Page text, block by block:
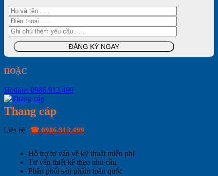
HOẶC
Hotline: 0986.913.499
Thang cáp
Liên hệ ☎ 0986.913.499
Hỗ trợ tư vấn về kỹ thuật miễn phí
Tư vấn thiết kế theo nhu cầu
Phân phối sản phẩm toàn quốc